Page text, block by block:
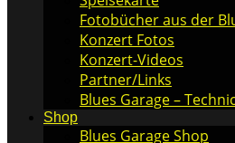
Fotobücher aus der
Konzert Fotos
Konzert-Videos
Partner/Links
Blues Garage –
Shop
Blues Garage Shop